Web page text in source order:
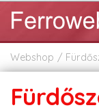
Webshop